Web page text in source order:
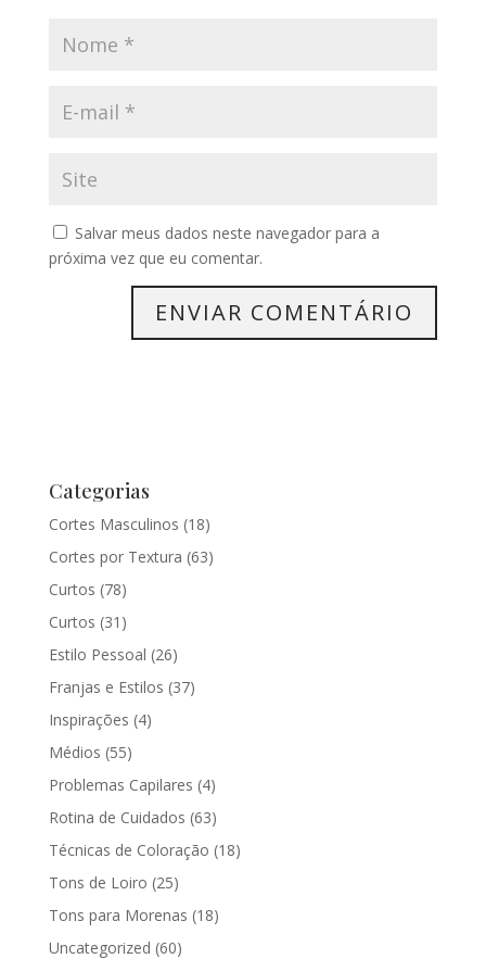
Salvar meus dados neste navegador para a
próxima vez que eu comentar.
Categorias
Cortes Masculinos (18)
Cortes por Textura (63)
Curtos (78)
Curtos (31)
Estilo Pessoal (26)
Franjas e Estilos (37)
Inspirações (4)
Médios (55)
Problemas Capilares (4)
Rotina de Cuidados (63)
Técnicas de Coloração (18)
Tons de Loiro (25)
Tons para Morenas (18)
Uncategorized (60)